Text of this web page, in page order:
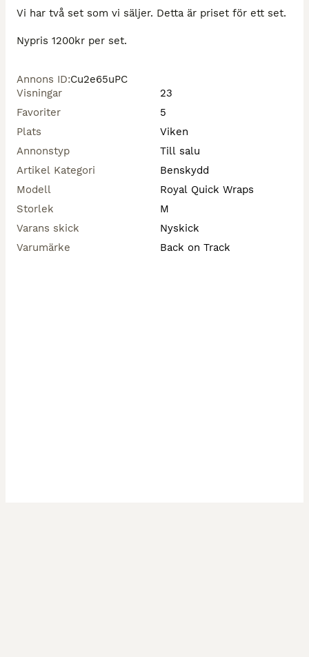
Vi har två set som vi säljer. Detta är priset för ett set.
Annons ID:Cu2e65uPC
Visningar
23
Favoriter
5
Plats
Viken
Annonstyp
Till salu
Artikel Kategori
Benskydd
Modell
Royal Quick Wraps
Storlek
M
Varans skick
Nyskick
Varumärke
Back on Track